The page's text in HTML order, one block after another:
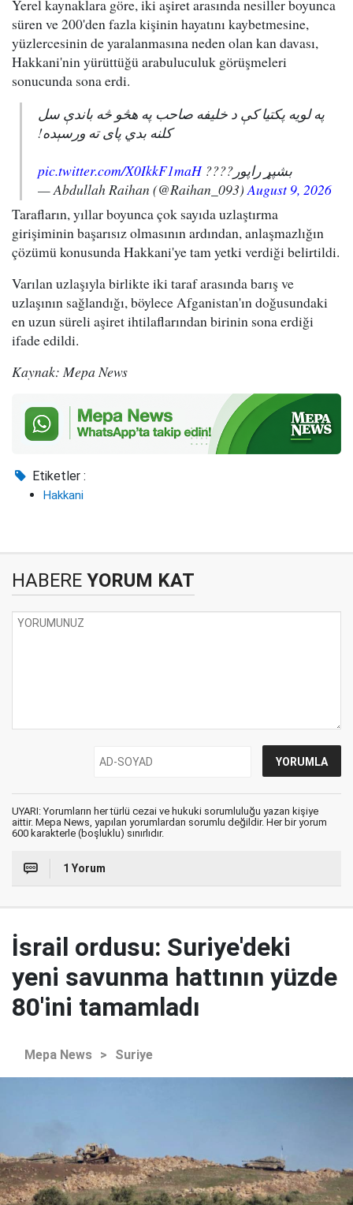
Yerel kaynaklara göre, iki aşiret arasında nesiller boyunca
süren ve 200'den fazla kişinin hayatını kaybetmesine,
yüzlercesinin de yaralanmasına neden olan kan davası,
Hakkani'nin yürüttüğü arabuluculuk görüşmeleri
sonucunda sona erdi.
په لویه پکتیا کې د خلیفه صاحب په هڅو څه باندې سل
کلنه بدي پای ته ورسېده!
بشپړ راپور????pic.twitter.com/X0IkkF1maH
— Abdullah Raihan (@Raihan_093) August 9, 2026
Tarafların, yıllar boyunca çok sayıda uzlaştırma
girişiminin başarısız olmasının ardından, anlaşmazlığın
çözümü konusunda Hakkani'ye tam yetki verdiği belirtildi.
Varılan uzlaşıyla birlikte iki taraf arasında barış ve
uzlaşının sağlandığı, böylece Afganistan'ın doğusundaki
en uzun süreli aşiret ihtilaflarından birinin sona erdiği
ifade edildi.
Kaynak: Mepa News
Etiketler :
Hakkani
HABERE YORUM KAT
UYARI: Yorumların her türlü cezai ve hukuki sorumluluğu yazan kişiye
aittir. Mepa News, yapılan yorumlardan sorumlu değildir. Her bir yorum
600 karakterle (boşluklu) sınırlıdır.
1 Yorum
İsrail ordusu: Suriye'deki
yeni savunma hattının yüzde
80'ini tamamladı
Mepa News > Suriye